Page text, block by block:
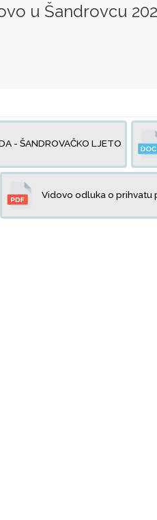
u Šandrovcu
- ŠANDROVAČKO LJETO
Vidovo odluka o prihvatu